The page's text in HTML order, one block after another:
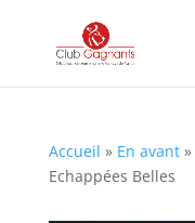
Accueil » En avant»
Echappées Belles